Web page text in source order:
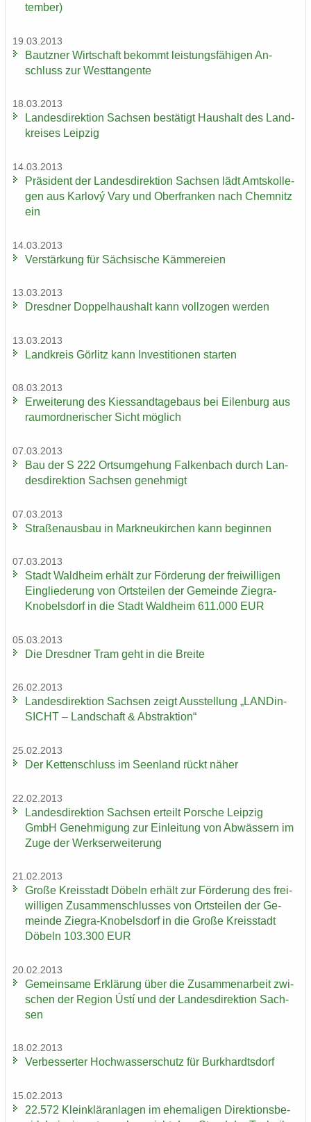
tem­ber)
19.03.2013
Bautz­ner Wirt­schaft be­kommt leis­tungs­fä­hi­gen An­
schluss zur West­tan­gen­te
18.03.2013
Lan­des­di­rek­ti­on Sach­sen be­stä­tigt Haus­halt des Land­
krei­ses Leip­zig
14.03.2013
Prä­si­dent der Lan­des­di­rek­ti­on Sach­sen lädt Amts­kol­le­
gen aus Karlový Vary und Ober­fran­ken nach Chem­nitz
ein
14.03.2013
Ver­stär­kung für Säch­si­sche Käm­me­rei­en
13.03.2013
Dresd­ner Dop­pel­haus­halt kann voll­zo­gen wer­den
13.03.2013
Land­kreis Gör­litz kann In­ves­ti­tio­nen star­ten
08.03.2013
Er­wei­te­rung des Kies­sand­ta­ge­baus bei Ei­len­burg aus
raum­ord­ne­ri­scher Sicht mög­lich
07.03.2013
Bau der S 222 Orts­um­ge­hung Fal­ken­bach durch Lan­
des­di­rek­ti­on Sach­sen ge­neh­migt
07.03.2013
Stra­ßen­aus­bau in Mark­neu­kir­chen kann be­gin­nen
07.03.2013
Stadt Wald­heim er­hält zur För­de­rung der frei­wil­li­gen
Ein­glie­de­rung von Orts­tei­len der Ge­mein­de Ziegra-​
Knobelsdorf in die Stadt Wald­heim 611.000 EUR
05.03.2013
Die Dresd­ner Tram geht in die Brei­te
26.02.2013
Lan­des­di­rek­ti­on Sach­sen zeigt Aus­stel­lung „LAN­Din­
SICHT – Land­schaft & Abs­trak­ti­on“
25.02.2013
Der Ket­ten­schluss im Se­en­land rückt näher
22.02.2013
Lan­des­di­rek­ti­on Sach­sen er­teilt Por­sche Leip­zig
GmbH Ge­neh­mi­gung zur Ein­lei­tung von Ab­wäs­sern im
Zuge der Werks­er­wei­te­rung
21.02.2013
Große Kreis­stadt Dö­beln er­hält zur För­de­rung des frei­
wil­li­gen Zu­sam­men­schlus­ses von Orts­tei­len der Ge­
mein­de Ziegra-​Knobelsdorf in die Große Kreis­stadt
Dö­beln 103.300 EUR
20.02.2013
Ge­mein­sa­me Er­klä­rung über die Zu­sam­men­ar­beit zwi­
schen der Re­gi­on Ústí und der Lan­des­di­rek­ti­on Sach­
sen
18.02.2013
Ver­bes­ser­ter Hoch­was­ser­schutz für Burk­hardts­dorf
15.02.2013
22.572 Klein­klär­an­la­gen im ehe­ma­li­gen Di­rek­ti­ons­be­